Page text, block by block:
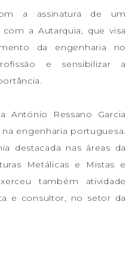
a assinatura de um
a Autarquia, que visa
da engenharia no
e sensibilizar a
António Ressano Garcia
engenharia portuguesa.
destacada nas áreas da
Metálicas e Mistas e
também atividade
e consultor, no setor da